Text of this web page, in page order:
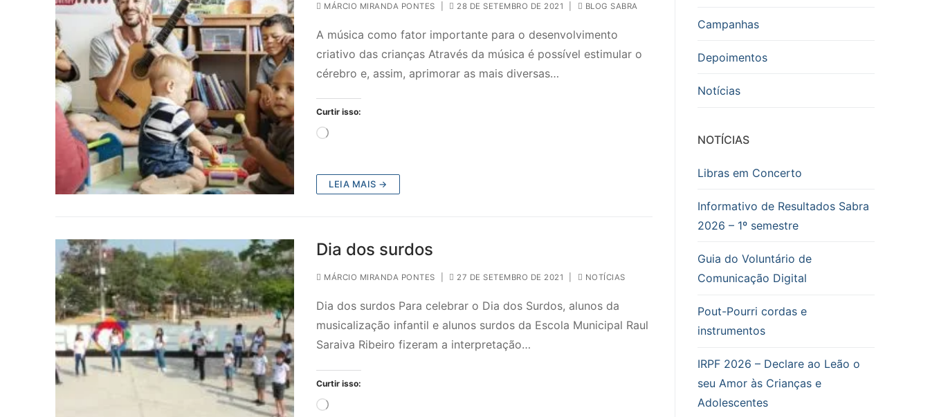
MÁRCIO MIRANDA PONTES 28 DE SETEMBRO DE 2021 BLOG SABRA
A música como fator importante para o desenvolvimento
criativo das crianças Através da música é possível estimular o
cérebro e, assim, aprimorar as mais diversas…
Curtir isso:
Carregando...
LEIA MAIS →
Dia dos surdos
MÁRCIO MIRANDA PONTES 27 DE SETEMBRO DE 2021 NOTÍCIAS
Dia dos surdos Para celebrar o Dia dos Surdos, alunos da
musicalização infantil e alunos surdos da Escola Municipal Raul
Saraiva Ribeiro fizeram a interpretação…
Curtir isso:
Carregando...
Campanhas
Depoimentos
Notícias
NOTÍCIAS
Libras em Concerto
Informativo de Resultados Sabra
2026 – 1º semestre
Guia do Voluntário de
Comunicação Digital
Pout-Pourri cordas e
instrumentos
IRPF 2026 – Declare ao Leão o
seu Amor às Crianças e
Adolescentes